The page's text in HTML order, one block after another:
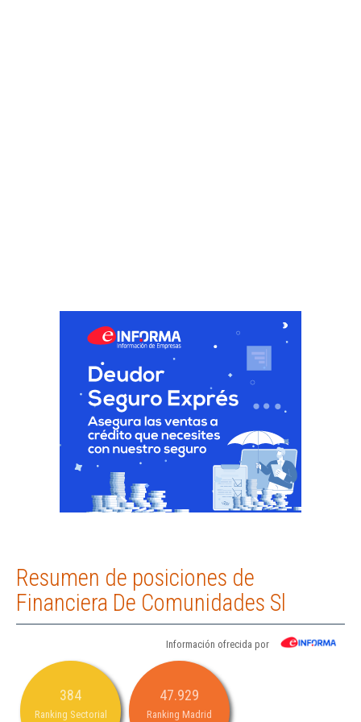
Resumen de posiciones de
Financiera De Comunidades Sl
Información ofrecida por
384
Ranking Sectorial
47.929
Ranking Madrid